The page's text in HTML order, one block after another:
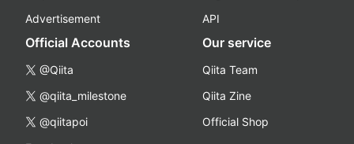
Advertisement
API
Official Accounts
@Qiita
@qiita_milestone
@qiitapoi
Our service
Qiita Team
Qiita Zine
Official Shop